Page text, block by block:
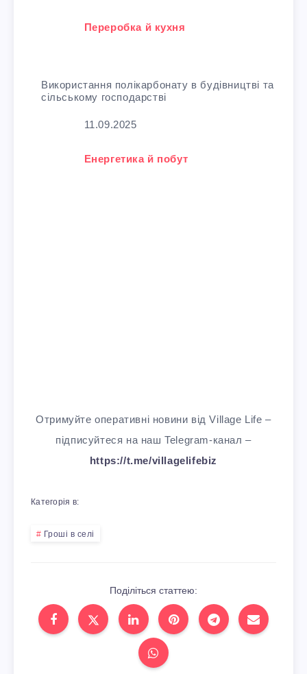
У зв'язку з тим, що
Переробка й кухня
Використання полікарбонату в будівництві та
сільському господарстві
11.09.2025
У зв'язку з тим, що
Енергетика й побут
Отримуйте оперативні новини від Village Life –
підписуйтеся на наш Telegram-канал –
https://t.me/villagelifebiz
Категорія в:
Гроші в селі
Поділіться статтею: